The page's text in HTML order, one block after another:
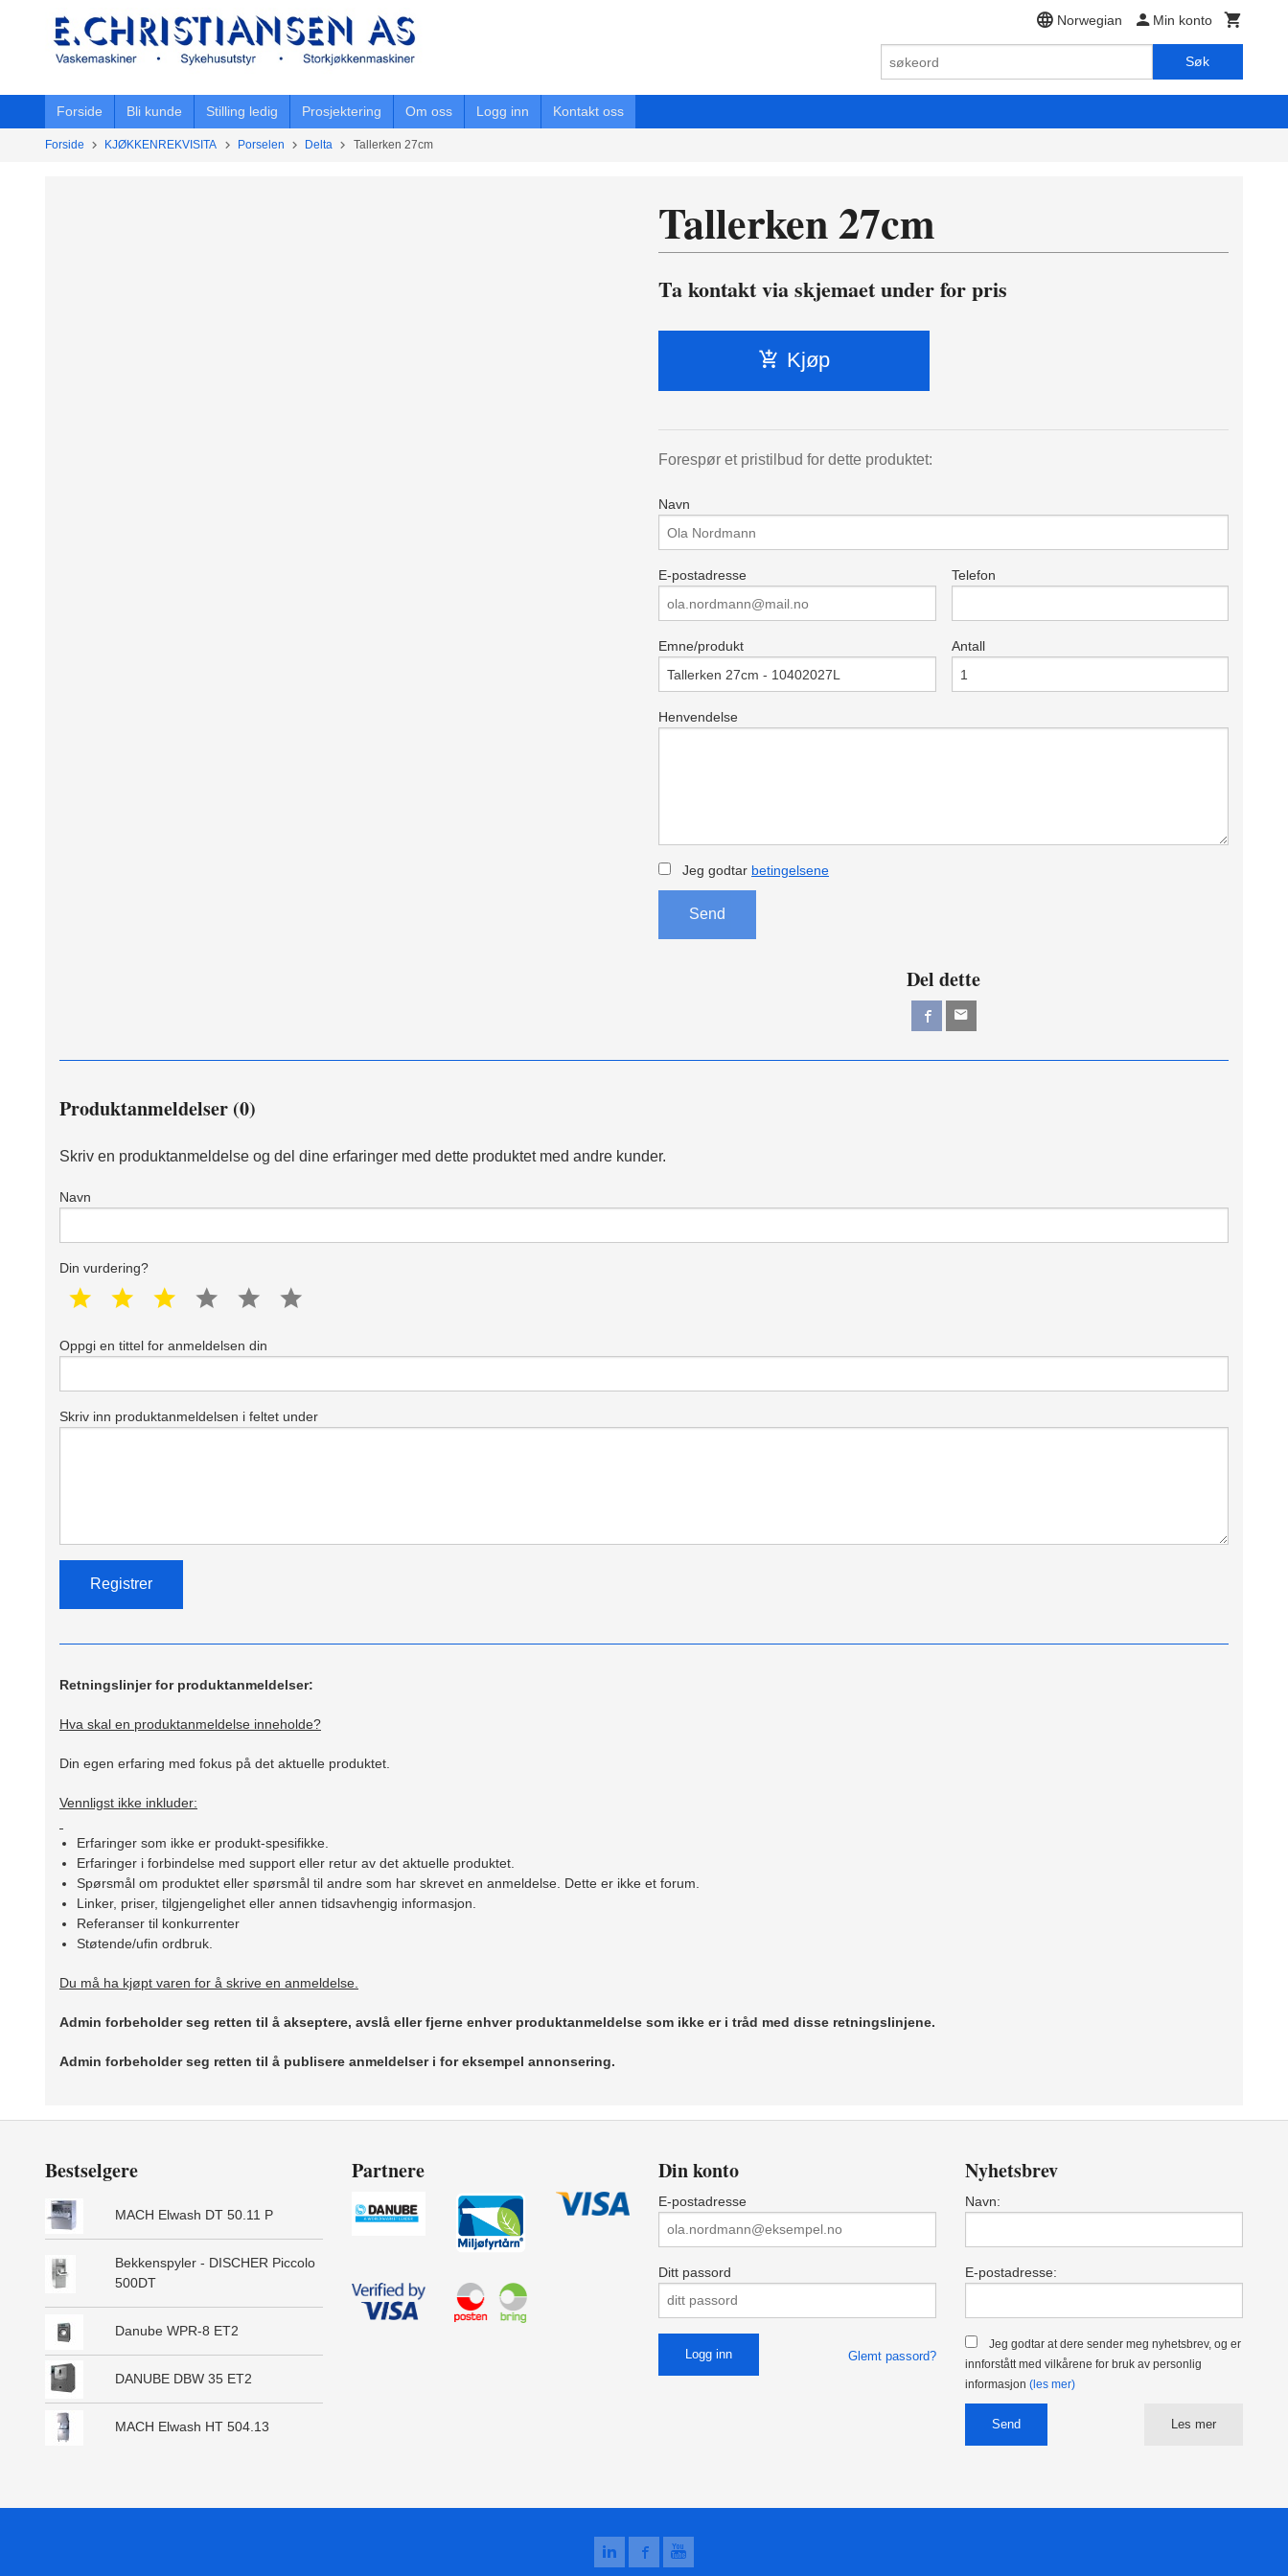
innholdet
Norwegian Min konto
Søk
Forside Bli kunde Stilling ledig Prosjektering Om oss Logg inn Kontakt oss
Forside KJØKKENREKVISITA Porselen Delta Tallerken 27cm
Tallerken 27cm
Ta kontakt via skjemaet under for pris
Kjøp
Forespør et pristilbud for dette produktet:
Navn
E-postadresse Telefon
Emne/produkt Antall
Henvendelse
Jeg godtar betingelsene
Send
Del dette
Produktanmeldelser (0)
Skriv en produktanmeldelse og del dine erfaringer med dette produktet med andre kunder.
Navn
Din vurdering?
1 star 2 star 3 star 4 star 5 star
Oppgi en tittel for anmeldelsen din
Skriv inn produktanmeldelsen i feltet under
Retningslinjer for produktanmeldelser:
Hva skal en produktanmeldelse inneholde?
Din egen erfaring med fokus på det aktuelle produktet.
Vennligst ikke inkluder:
Erfaringer som ikke er produkt-spesifikke.
Erfaringer i forbindelse med support eller retur av det aktuelle produktet.
Spørsmål om produktet eller spørsmål til andre som har skrevet en anmeldelse. Dette er ikke et forum.
Linker, priser, tilgjengelighet eller annen tidsavhengig informasjon.
Referanser til konkurrenter
Støtende/ufin ordbruk.
Du må ha kjøpt varen for å skrive en anmeldelse.
Admin forbeholder seg retten til å akseptere, avslå eller fjerne enhver produktanmeldelse som ikke er i tråd med disse retningslinjene.
Admin forbeholder seg retten til å publisere anmeldelser i for eksempel annonsering.
Bestselgere
MACH Elwash DT 50.11 P
Bekkenspyler - DISCHER Piccolo
500DT
Danube WPR-8 ET2
DANUBE DBW 35 ET2
MACH Elwash HT 504.13
Partnere Din konto
E-postadresse
Ditt passord
Glemt passord?
Nyhetsbrev
Navn:
E-postadresse:
Jeg godtar at dere sender meg nyhetsbrev, og er
innforstått med vilkårene for bruk av personlig
informasjon (les mer)
Les mer